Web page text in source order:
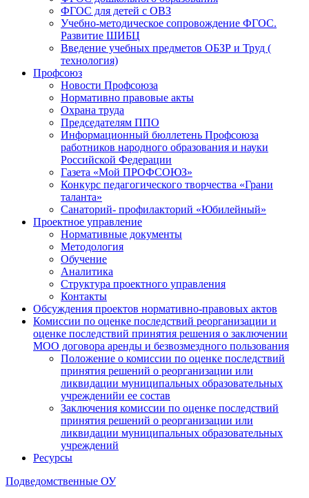
ФГОС для детей с ОВЗ
Учебно-методическое сопровождение ФГОС.
Развитие ШИБЦ
Введение учебных предметов ОБЗР и Труд (
технология)
Профсоюз
Новости Профсоюза
Нормативно правовые акты
Охрана труда
Председателям ППО
Информационный бюллетень Профсоюза
работников народного образования и науки
Российской Федерации
Газета «Мой ПРОФСОЮЗ»
Конкурс педагогического творчества «Грани
таланта»
Санаторий- профилакторий «Юбилейный»
Проектное управление
Нормативные документы
Методология
Обучение
Аналитика
Структура проектного управления
Контакты
Обсуждения проектов нормативно-правовых актов
Комиссии по оценке последствий реорганизации и
оценке последствий принятия решения о заключении
МОО договора аренды и безвозмездного пользования
Положение о комиссии по оценке последствий
принятия решений о реорганизации или
ликвидации муниципальных образовательных
учрежденийи ее состав
Заключения комиссии по оценке последствий
принятия решений о реорганизации или
ликвидации муниципальных образовательных
учреждений
Ресурсы
Подведомственные ОУ